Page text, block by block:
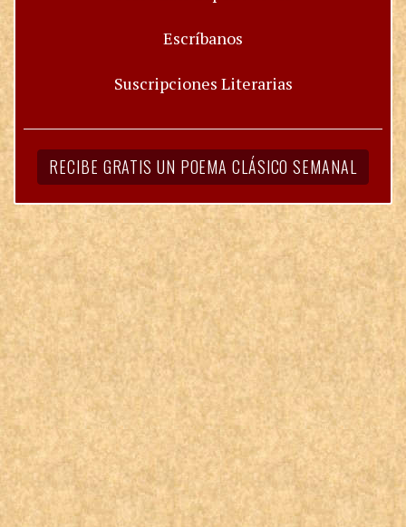
Escríbanos
Suscripciones Literarias
RECIBE GRATIS UN POEMA CLÁSICO SEMANAL